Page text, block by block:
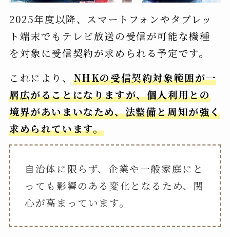
2025年度以降、スマートフォンやタブレッ
ト端末でもテレビ放送の受信が可能な機種
を対象に受信契約が求められる予定です。
これにより、 NHKの受信契約対象範囲が一
層広がることになりますが、個人利用との
境界があいまいなため、法整備と周知が強く
求められています。
自治体に限らず、企業や一般家庭にと
っても影響のある変化となるため、関
心が高まっています。